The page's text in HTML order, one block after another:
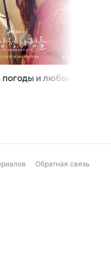
и любви
Обратная связь